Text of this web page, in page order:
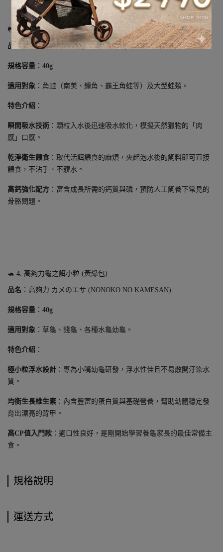
🐸 3. 高夠力角蛙營養顆粒飼料 (橘包)
品名 ：高夠力 ベルツノ (PAC ATTACK)
規格容量 ： 40g
適用對象 ：角蛙（南美、鍾角、霸王角蛙等）及大型蛙類。
特色介紹 ：
瞬間吸水技術 ：顆粒入水後迅速吸水軟化，模擬天然獵物的「肉
感」口感。
乾淨衛生餵食 ：取代活餌餵食的麻煩，夾起泡水後的飼料即可直接
餵食，不沾手、不髒水。
高鈣強化配方 ：富含成長所需的鈣質與磷，預防人工飼養下常見的
骨骼問題。
🐢 4. 高夠力龜之餌小粒 (黃綠包)
品名 ：高夠力 カメのエサ (NONOKO NO KAMESAN)
規格容量 ： 40g
適用對象 ：草龜、錢龜、各種水龜幼龜。
特色介紹 ：
極小粒浮水設計 ：專為小嘴幼龜研發，浮水性佳且不易散開汙染水
質。
均衡生長維生素 ：內含豐富的蛋白質與基礎營養，幫助幼體穩定發
育出漂亮的背甲。
高CP值入門款 ：適口性良好，是剛開始學習養龜家長的最佳常備主
食。
規格說明
運送方式